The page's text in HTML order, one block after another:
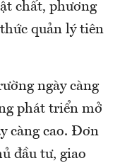
chất, phương
quản lý tiên
ngày càng
phát triển mở
càng cao. Đơn
đầu tư, giao